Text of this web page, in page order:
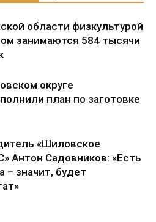
области физкультурой
занимаются 584 тысячи
округе
план по заготовке
«Шиловское
Антон Садовников: «Есть
– значит, будет